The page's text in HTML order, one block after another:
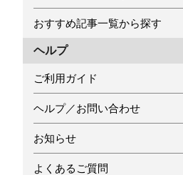
おすすめ記事一覧から探す
ヘルプ
ご利用ガイド
ヘルプ／お問い合わせ
お知らせ
よくあるご質問